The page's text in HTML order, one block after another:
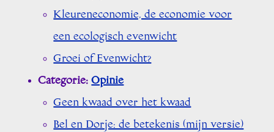
Kleureneconomie, de economie voor
een ecologisch evenwicht
Groei of Evenwicht?
Categorie:Opinie
Geen kwaad over het kwaad
Bel en Dorje: de betekenis (mijn versie)